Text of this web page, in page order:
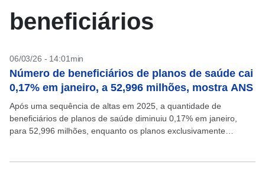
beneficiários
06/03/26 - 14:01min
Número de beneficiários de planos de saúde cai
0,17% em janeiro, a 52,996 milhões, mostra ANS
Após uma sequência de altas em 2025, a quantidade de
beneficiários de planos de saúde diminuiu 0,17% em janeiro,
para 52,996 milhões, enquanto os planos exclusivamente